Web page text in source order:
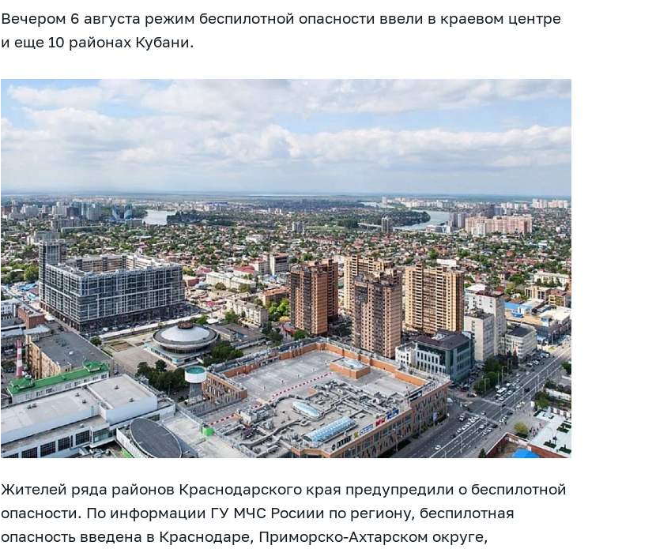
Вечером 6 августа режим беспилотной опасности ввели в краевом центре
и еще 10 районах Кубани.
Жителей ряда районов Краснодарского края предупредили о беспилотной
опасности. По информации ГУ МЧС Росиии по региону, беспилотная
опасность введена в Краснодаре, Приморско-Ахтарском округе,